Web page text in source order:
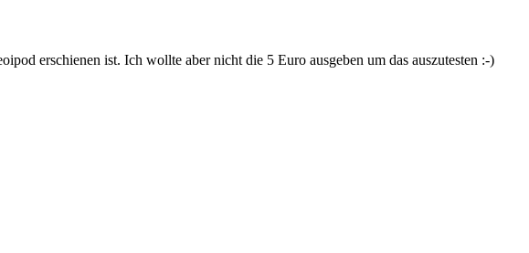
erschienen ist. Ich wollte aber nicht die 5 Euro ausgeben um das auszutesten :-)